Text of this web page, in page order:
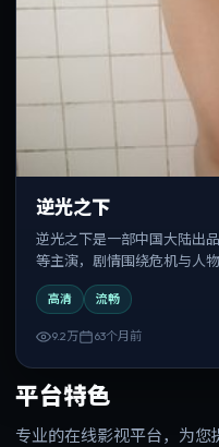
逆光之下
逆光之下是一部中国大陆出
等主演，剧情围绕危机与人
与反复观看。
高清 流畅
9.2万 63个月前
平台特色
专业的在线影视平台，为您